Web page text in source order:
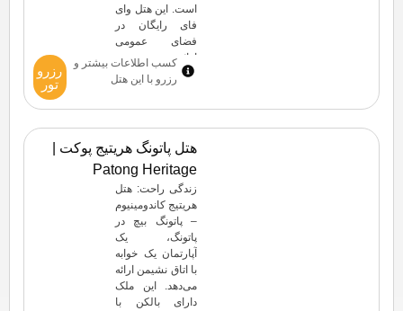
است. این هتل وای
فای رایگان در
فضای عمومی
ارائه می‌دهد.
پارکینگ عمومی
هتل موجود است.
پیاده تا ساحل
پاتونگ و ۱۵ دقیقه
با ماشین تا مرکز
خرید جونگسیلون
و جاده بنگلا فاصله
[…]
کسب اطلاعات بیشتر و
رزرو با این هتل
رزرو
تور
هتل پاتونگ هریتیج پوکت |
Patong Heritage
زندگی راحت: هتل
هریتیج کاندومینیوم
– پاتونگ بیچ در
پاتونگ، یک
آپارتمان یک خوابه
با اتاق نشیمن ارائه
می‌دهد. این ملک
دارای بالکن با